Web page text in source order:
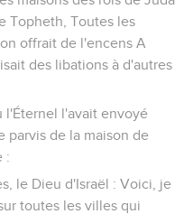
Topheth, Toutes les
offrait de l'encens A
des libations à d'autres
l'Éternel l'avait envoyé
parvis de la maison de
:
le Dieu d'Israël : Voici, je
toutes les villes qui